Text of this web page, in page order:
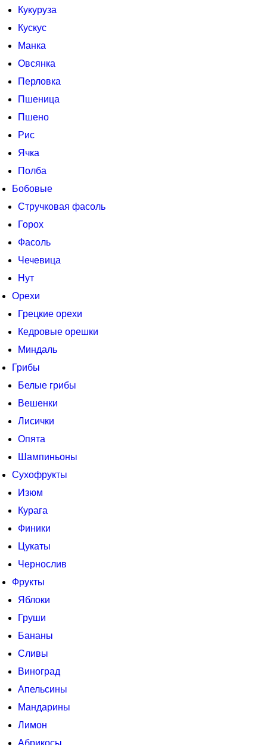
Кукуруза
Кускус
Манка
Овсянка
Перловка
Пшеница
Пшено
Рис
Ячка
Полба
Бобовые
Стручковая фасоль
Горох
Фасоль
Чечевица
Нут
Орехи
Грецкие орехи
Кедровые орешки
Миндаль
Грибы
Белые грибы
Вешенки
Лисички
Опята
Шампиньоны
Сухофрукты
Изюм
Курага
Финики
Цукаты
Чернослив
Фрукты
Яблоки
Груши
Бананы
Сливы
Виноград
Апельсины
Мандарины
Лимон
Абрикосы